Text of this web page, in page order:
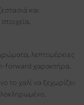
και
λεπτομέρειες
forward χαρακτήρα.
το χαλί να ξεχωρίζει·